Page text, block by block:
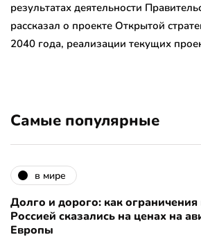
результатах деятельности
рассказал о проекте Открытой
2040 года, реализации текущих
Самые популярные
в мире
Долго и дорого: как
Россией сказались на ценах на
Европы